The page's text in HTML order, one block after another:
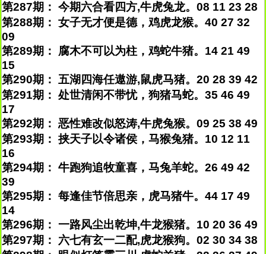
第287期： 今期六合看四方,牛虎兔龙。08 11 23 28
第288期： 女子无才便是德，鸡虎龙猴。40 27 32
09
第289期： 腐木不可以为柱，鸡蛇牛猪。14 21 49
15
第290期： 五湖四海任遨游,鼠虎马猪。20 28 39 42
第291期： 处世清闲不带忧，狗猪马蛇。35 46 49
17
第292期： 恶性难改似怒涛,牛虎兔猴。09 25 38 49
第293期： 挟天子以令诸侯，马猴兔猪。10 12 11
16
第294期： 牛跑狗追牧童喜，马兔羊蛇。26 49 42
39
第295期： 每逢佳节倍思亲，虎马猪牛。44 17 49
14
第296期： 一路风尘出乾坤,牛龙猴猪。10 20 36 49
第297期： 六七有玄一二配,虎龙猴狗。02 30 34 38